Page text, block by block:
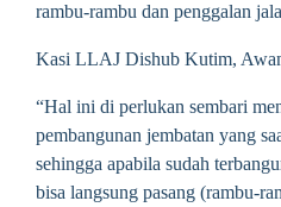
rambu-rambu dan penggalan
Kasi LLAJ Dishub Kutim,
“Hal ini di perlukan sembari
pembangunan jembatan yang
sehingga apabila sudah
bisa langsung pasang (rambu-